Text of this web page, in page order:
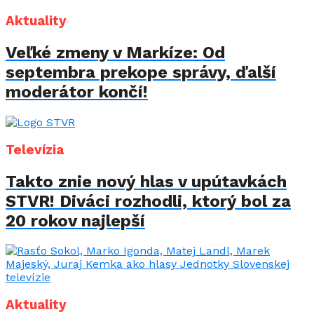
Aktuality
Veľké zmeny v Markíze: Od
septembra prekope správy, ďalší
moderátor končí!
Televízia
Takto znie nový hlas v upútavkách
STVR! Diváci rozhodli, ktorý bol za
20 rokov najlepší
Aktuality